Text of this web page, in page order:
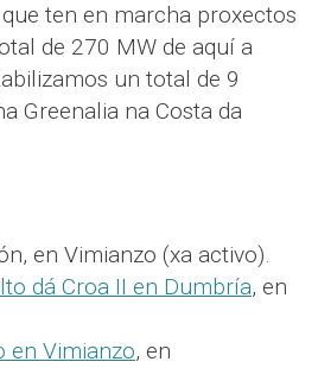
ten en marcha proxectos
de 270 MW de aquí a
un total de 9
Greenalia na Costa da
en Vimianzo (xa activo).
dá Croa II en Dumbría, en
en Vimianzo, en